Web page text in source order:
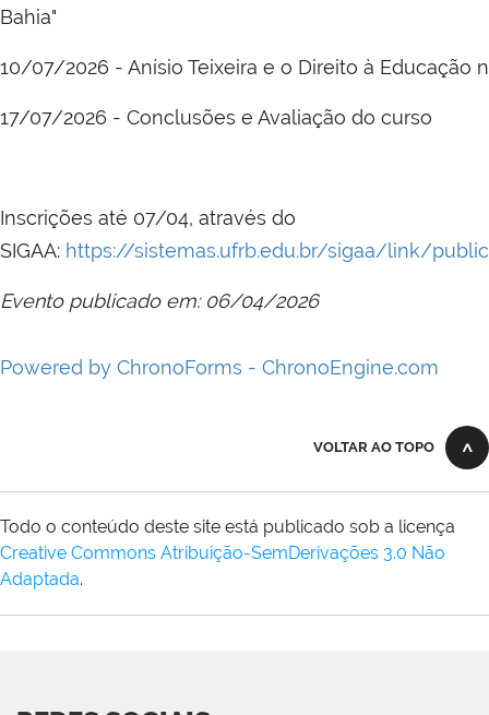
Bahia"
10/07/2026 - Anísio Teixeira e o Direito à Educação
17/07/2026 - Conclusões e Avaliação do curso
Inscrições até 07/04, através do
SIGAA: https://sistemas.ufrb.edu.br/sigaa/link/
Evento publicado em: 06/04/2026
Powered by ChronoForms - ChronoEngine.com
VOLTAR AO TOPO
Todo o conteúdo deste site está publicado sob a licença
Creative Commons Atribuição-SemDerivações 3.0 Não
Adaptada.